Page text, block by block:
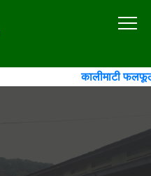
कालीमाटी